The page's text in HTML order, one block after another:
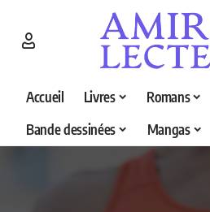
Accueil Livres Romans
Bande dessinées
Mangas